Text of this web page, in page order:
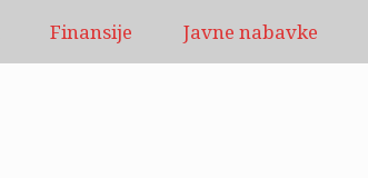
Finansije Javne nabavke